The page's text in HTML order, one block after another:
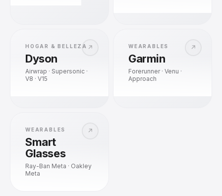
↗
HOGAR & BELLEZA
Dyson
Airwrap · Supersonic ·
V8 · V15
↗
WEARABLES
Garmin
Forerunner · Venu ·
Approach
↗
WEARABLES
Smart
Glasses
Ray-Ban Meta · Oakley
Meta